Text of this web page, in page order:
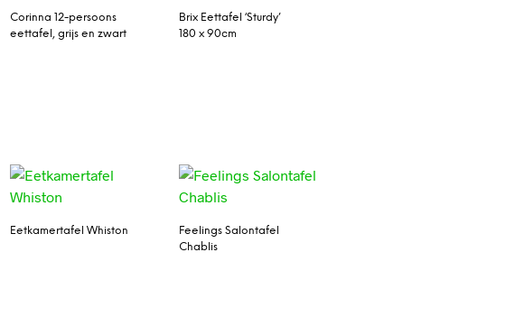
Corinna 12-persoons
eettafel, grijs en zwart
Brix Eettafel ‘Sturdy’
180 x 90cm
Eetkamertafel Whiston
Feelings Salontafel
Chablis